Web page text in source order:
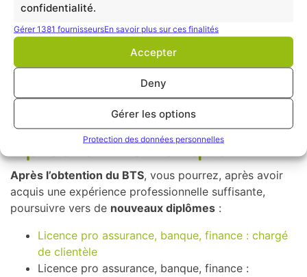
confidentialité.
Gérer 1381 fournisseursEn savoir plus sur ces finalités
Accepter
Deny
Gérer les options
Protection des données personnelles
Les débouchés
titulaire du BTS Banque-conseiller de clientèle
travaille dans lesbanques et établissements du
secteur bancaire et financier. Il occupe généralement
un emploi deConseiller de clientèleou dechargé de
Après le BTS Banque…
Après l’obtention du BTS, vous pourrez, après avoir
acquis une expérience professionnelle suffisante,
poursuivre vers de nouveaux diplômes :
Licence pro assurance, banque, finance : chargé
de clientèle
Licence pro assurance, banque, finance :